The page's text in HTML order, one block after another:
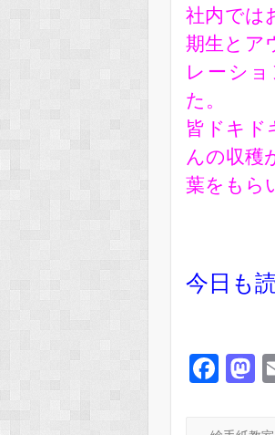
社内では
期生とア
レーシ
た。
皆ドキド
んの収穫
葉をもら
今日も
F
c
st